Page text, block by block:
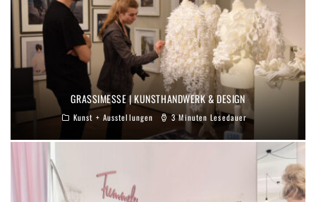
GRASSIMESSE | KUNSTHANDWERK & DESIGN
Kunst + Ausstellungen 3 Minuten Lesedauer